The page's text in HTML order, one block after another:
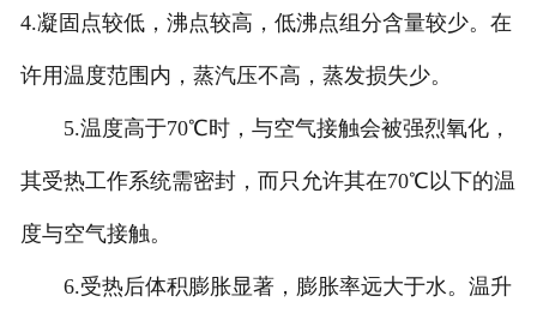
4.凝固点较低，沸点较高，低沸点组分含量较少。在
许用温度范围内，蒸汽压不高，蒸发损失少。
5.温度高于70℃时，与空气接触会被强烈氧化，
其受热工作系统需密封，而只允许其在70℃以下的温
度与空气接触。
6.受热后体积膨胀显著，膨胀率远大于水。温升